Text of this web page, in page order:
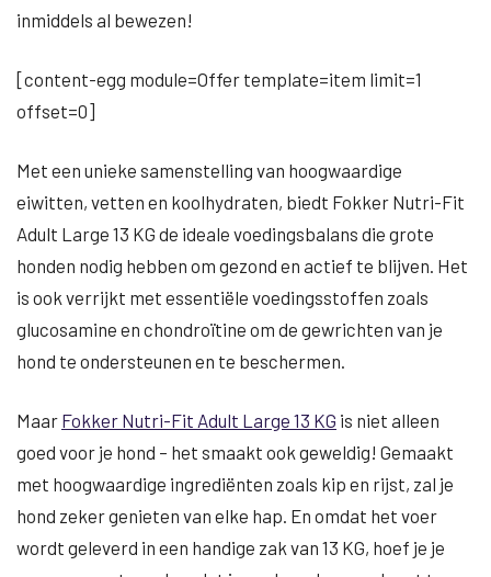
inmiddels al bewezen!
[content-egg module=Offer template=item limit=1
offset=0]
Met een unieke samenstelling van hoogwaardige
eiwitten, vetten en koolhydraten, biedt Fokker Nutri-Fit
Adult Large 13 KG de ideale voedingsbalans die grote
honden nodig hebben om gezond en actief te blijven. Het
is ook verrijkt met essentiële voedingsstoffen zoals
glucosamine en chondroïtine om de gewrichten van je
hond te ondersteunen en te beschermen.
Maar Fokker Nutri-Fit Adult Large 13 KG is niet alleen
goed voor je hond – het smaakt ook geweldig! Gemaakt
met hoogwaardige ingrediënten zoals kip en rijst, zal je
hond zeker genieten van elke hap. En omdat het voer
wordt geleverd in een handige zak van 13 KG, hoef je je